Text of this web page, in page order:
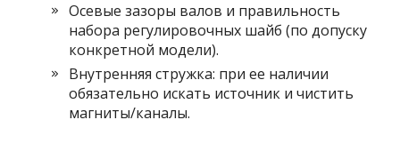
Осевые зазоры валов и правильность
набора регулировочных шайб (по допуску
конкретной модели).
Внутренняя стружка: при ее наличии
обязательно искать источник и чистить
магниты/каналы.